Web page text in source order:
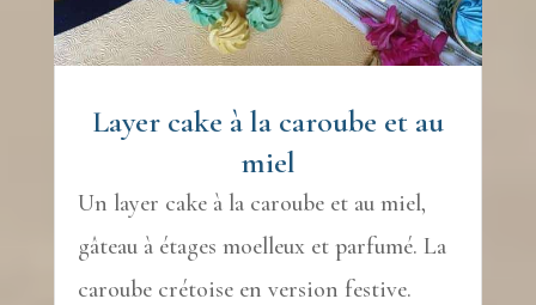
Layer cake à la caroube et au
miel
Un layer cake à la caroube et au miel,
gâteau à étages moelleux et parfumé. La
caroube crétoise en version festive.